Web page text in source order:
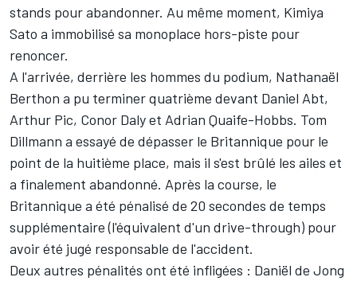
stands pour abandonner. Au même moment, Kimiya
Sato a immobilisé sa monoplace hors-piste pour
renoncer.
A l'arrivée, derrière les hommes du podium, Nathanaël
Berthon a pu terminer quatrième devant Daniel Abt,
Arthur Pic, Conor Daly et Adrian Quaife-Hobbs. Tom
Dillmann a essayé de dépasser le Britannique pour le
point de la huitième place, mais il s'est brûlé les ailes et
a finalement abandonné. Après la course, le
Britannique a été pénalisé de 20 secondes de temps
supplémentaire (l'équivalent d'un drive-through) pour
avoir été jugé responsable de l'accident.
Deux autres pénalités ont été infligées : Daniël de Jong